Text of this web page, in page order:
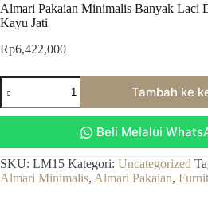
Almari Pakaian Minimalis Banyak Laci
Kayu Jati
Rp6,422,000
Kuantitas
Almari
Pakaian
Laci
Dan
Rak
Tambah ke
Beli Melalui
SKU: LM15 Kategori: Uncategorized
Almari Minimalis, Almari Pakaian,